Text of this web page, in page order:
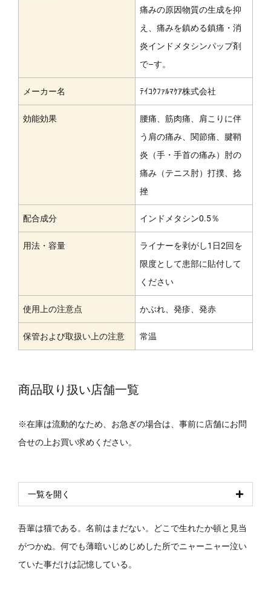
痛みの原因物質の生成を抑
え、痛みを鎮める鎮痛・消
炎インドメタシンパップ剤
で–す。
メーカー名 ﾃｲｺｸﾌｧﾙﾏｹｱ株式会社
効能効果
腰痛、筋肉痛、肩こりに伴
う肩の痛み、関節痛、腱鞘
炎（手・手首の痛み）肘の
痛み（テニス肘）打撲、捻
挫
配合成分 インドメタシン0.5％
用法・容量
ライナーを剥がし1日2回を
限度として患部に貼付して
ください
使用上の注意点 かぶれ、発疹、発赤
保管および取扱い上の注意 常温
商品取り扱い店舗一覧
※在庫は流動的なため、お急ぎの場合は、事前に店舗にお問
合せの上お買い求めください。
一覧を開く
吾輩は猫である。名前はまだない。どこで生れたか頓と見当
がつかぬ。何でも薄暗いじめじめした所でニャーニャー泣い
ていた事だけは記憶している。